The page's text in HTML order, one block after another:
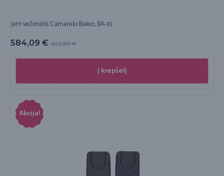
3in1 vežimėlis Camarelo Baleo, BA-10
622,85€
584,09 €
Į krepšelį
Akcija!